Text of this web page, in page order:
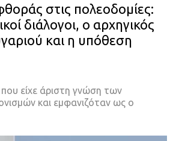
στις πολεοδομίες:
διάλογοι, ο αρχηγικός
και η υπόθεση
είχε άριστη γνώση των
και εμφανιζόταν ως ο